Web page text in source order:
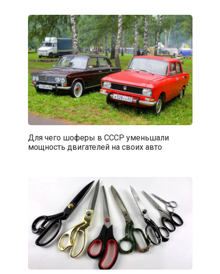
Для чего шоферы в СССР уменьшали
мощность двигателей на своих авто